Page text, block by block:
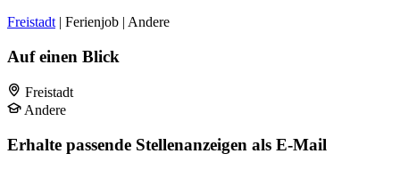
Freistadt | Ferienjob | Andere
Auf einen Blick
Freistadt
Andere
Erhalte passende Stellenanzeigen als E-Mail